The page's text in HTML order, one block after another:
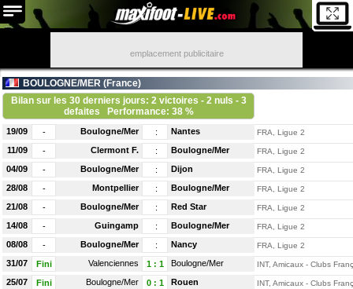
emplacement publicitaire
BOULOGNE/MER (France)
Bilan sur les 30 derniers jours: 2 victoires - 2 nuls - 3
defaites
Performance: 38 %
19/09 - Boulogne/Mer : Nantes FRA, Ligue 2
11/09 - Clermont F. : Boulogne/Mer FRA, Ligue 2
04/09 - Boulogne/Mer : Dijon FRA, Ligue 2
28/08 - Montpellier : Boulogne/Mer FRA, Ligue 2
21/08 - Boulogne/Mer : Red Star FRA, Ligue 2
14/08 - Guingamp : Boulogne/Mer FRA, Ligue 2
08/08 - Boulogne/Mer : Nancy FRA, Ligue 2
31/07 Fini Valenciennes 1: 1 Boulogne/Mer INT, Amicaux - Clubs
25/07 Fini Boulogne/Mer 0: 1 Rouen INT, Amicaux - Clubs